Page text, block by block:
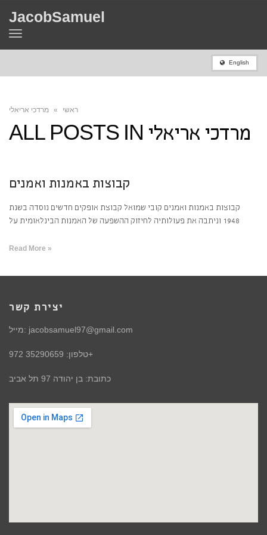
JacobSamuel
Toggle
English
ראשי » מרדכי אריאלי
ALL POSTS IN מרדכי אריאלי
קבוצות באמנות ואמנים
קבוצות באמנות ואמנים קובי שמואל קבוצת אופקים חדשים נוסדה בשנת
1948 וניתבה את פעולותיה לחיזוק ההשפעה של האמנות הבינלאומית על
Read More »
יצירת קשר
מייל: jacobsamuel97@gmail.com
טלפון: 35290659 972+
כתובת: בן יהודה 97 תל אביב